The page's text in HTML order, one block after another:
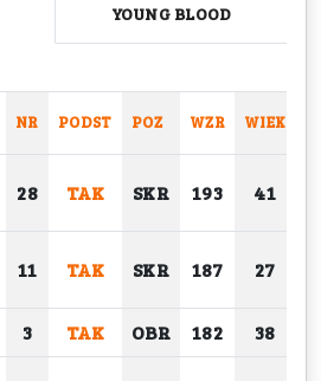
YOUNG BLOOD
NR PODST POZ WZR WIEK
28 TAK SKR 193 41
11 TAK SKR 187 27
3 TAK OBR 182 38